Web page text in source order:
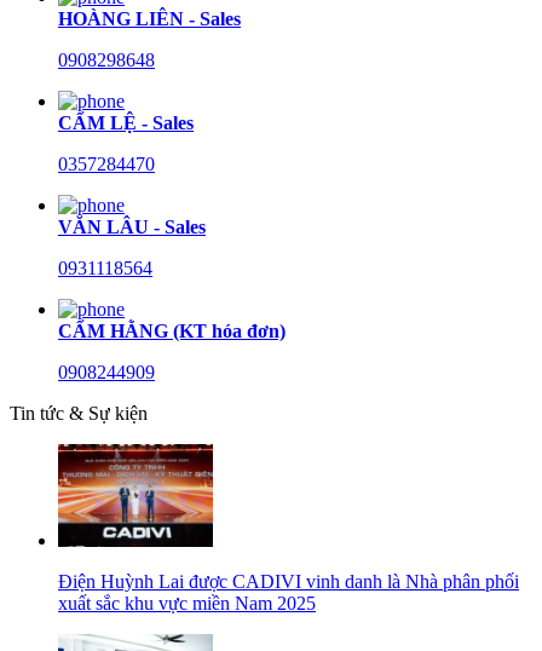
HOÀNG LIÊN - Sales
0908298648
CẨM LỆ - Sales
0357284470
VĂN LÂU - Sales
0931118564
CẨM HẰNG (KT hóa đơn)
0908244909
Tin tức & Sự kiện
Điện Huỳnh Lai được CADIVI vinh danh là Nhà phân phối
xuất sắc khu vực miền Nam 2025